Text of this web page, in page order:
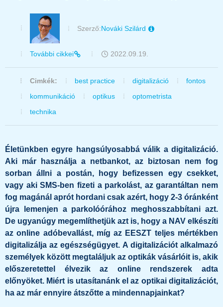
Szerző:Nováki Szilárd
További cikkei 2022.09.19.
Cimkék: best practice digitalizáció
fontos
kommunikáció
optikus
optometrista
technika
Életünkben egyre hangsúlyosabbá válik a digitalizáció.
Aki már használja a netbankot, az biztosan nem fog
sorban állni a postán, hogy befizessen egy csekket,
vagy aki SMS-ben fizeti a parkolást, az garantáltan nem
fog magánál aprót hordani csak azért, hogy 2-3 óránként
újra lemenjen a parkolóórához meghosszabbítani azt.
De ugyanúgy megemlíthetjük azt is, hogy a NAV elkészíti
az online adóbevallást, míg az EESZT teljes mértékben
digitalizálja az egészségügyet. A digitalizációt alkalmazó
személyek között megtaláljuk az optikák vásárlóit is, akik
előszeretettel élvezik az online rendszerek adta
előnyöket. Miért is utasítanánk el az optikai digitalizációt,
ha az már ennyire átszőtte a mindennapjainkat?